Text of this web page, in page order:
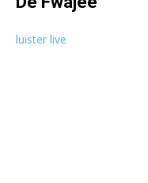
luister live